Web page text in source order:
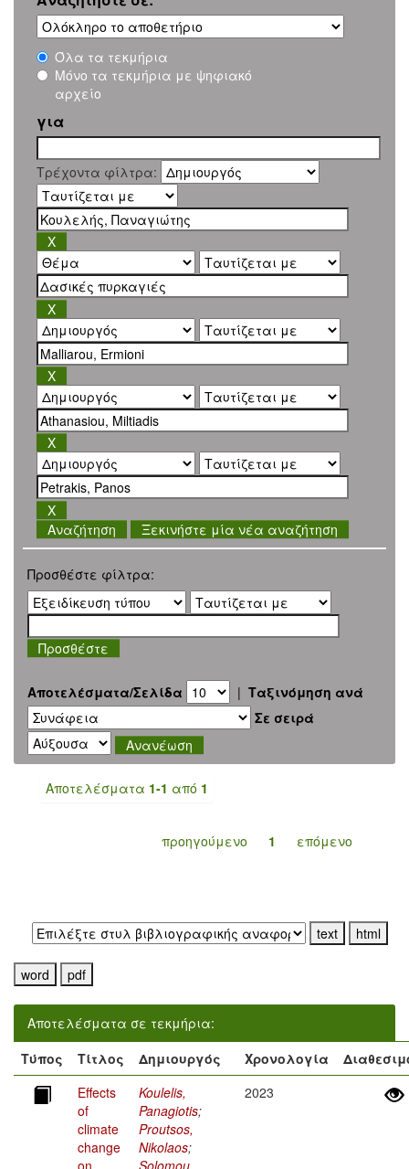
Όλα τα τεκμήρια
Μόνο τα τεκμήρια με ψηφιακό
αρχείο
για
Τρέχοντα φίλτρα:
Ξεκινήστε μία νέα αναζήτηση
Προσθέστε φίλτρα:
Αποτελέσματα/Σελίδα | Ταξινόμηση ανά
Σε σειρά
Αποτελέσματα 1-1 από 1
προηγούμενο 1 επόμενο
Αποτελέσματα σε τεκμήρια:
Τύπος
Τίτλος Δημιουργός Χρονολογία
Effects
of
climate
change
Koulelis,
Panagiotis;
Proutsos,
Nikolaos;
2023